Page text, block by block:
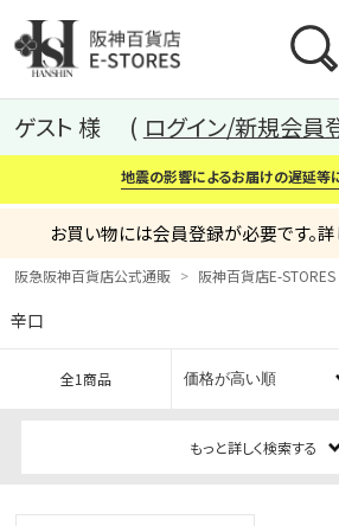
カテゴリー ブランド
ゲスト 様 ログイン/新規会員
地震の影響によるお届けの遅延
お買い物には会員登録が必要です。詳
阪急阪神百貨店公式通販 阪神百貨店E-STORES
辛口
全1商品
もっと詳しく検索する